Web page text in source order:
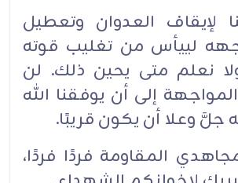
لإيقاف العدوان وتعطيل
لييأس من تغليب قوته
نعلم متى يحين ذلك. لن
إلى أن يوفقنا الله
جلَّ وعلا أن يكون قريبًا.
المقاومة فردًا فردًا،